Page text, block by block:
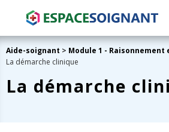
Aide-soignant > Module 1 -
La démarche clinique
La démarche